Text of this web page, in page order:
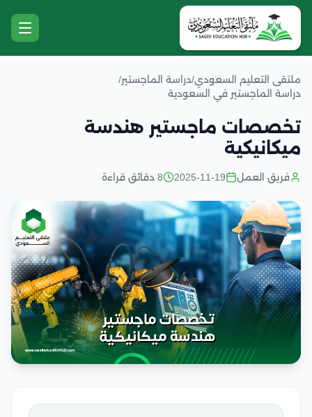
ملتقى التعليم السعودي/دراسة الماجستير/
دراسة الماجستير في السعودية
تخصصات ماجستير هندسة
ميكانيكية
فريق العمل 2025-11-19 8 دقائق قراءة